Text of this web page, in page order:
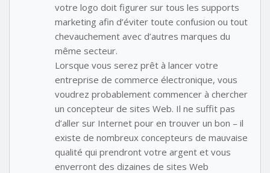
votre logo doit figurer sur tous les supports
marketing afin d’éviter toute confusion ou tout
chevauchement avec d’autres marques du
même secteur.
Lorsque vous serez prêt à lancer votre
entreprise de commerce électronique, vous
voudrez probablement commencer à chercher
un concepteur de sites Web. Il ne suffit pas
d’aller sur Internet pour en trouver un bon – il
existe de nombreux concepteurs de mauvaise
qualité qui prendront votre argent et vous
enverront des dizaines de sites Web